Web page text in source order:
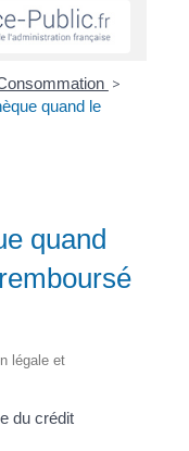
>
quand le
quand
légale et
du crédit